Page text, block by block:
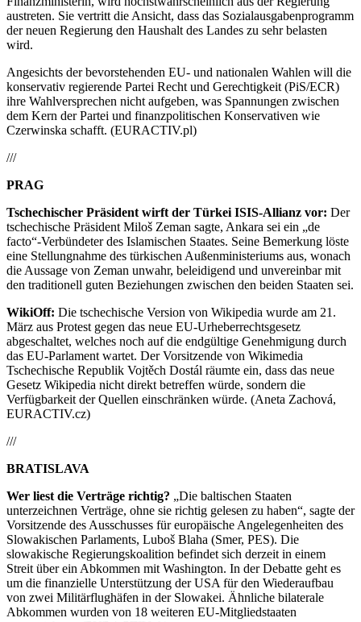
austreten. Sie vertritt die Ansicht, dass das Sozialausgabenprogramm
der neuen Regierung den Haushalt des Landes zu sehr belasten
wird.
Angesichts der bevorstehenden EU- und nationalen Wahlen will die
konservativ regierende Partei Recht und Gerechtigkeit (PiS/ECR)
ihre Wahlversprechen nicht aufgeben, was Spannungen zwischen
dem Kern der Partei und finanzpolitischen Konservativen wie
Czerwinska schafft. (EURACTIV.pl)
///
PRAG
Tschechischer Präsident wirft der Türkei ISIS-Allianz vor: Der
tschechische Präsident Miloš Zeman sagte, Ankara sei ein „de
facto“-Verbündeter des Islamischen Staates. Seine Bemerkung löste
eine Stellungnahme des türkischen Außenministeriums aus, wonach
die Aussage von Zeman unwahr, beleidigend und unvereinbar mit
den traditionell guten Beziehungen zwischen den beiden Staaten sei.
WikiOff: Die tschechische Version von Wikipedia wurde am 21.
März aus Protest gegen das neue EU-Urheberrechtsgesetz
abgeschaltet, welches noch auf die endgültige Genehmigung durch
das EU-Parlament wartet. Der Vorsitzende von Wikimedia
Tschechische Republik Vojtěch Dostál räumte ein, dass das neue
Gesetz Wikipedia nicht direkt betreffen würde, sondern die
Verfügbarkeit der Quellen einschränken würde. (Aneta Zachová,
EURACTIV.cz)
///
BRATISLAVA
Wer liest die Verträge richtig? „Die baltischen Staaten
unterzeichnen Verträge, ohne sie richtig gelesen zu haben“, sagte der
Vorsitzende des Ausschusses für europäische Angelegenheiten des
Slowakischen Parlaments, Luboš Blaha (Smer, PES). Die
slowakische Regierungskoalition befindet sich derzeit in einem
Streit über ein Abkommen mit Washington. In der Debatte geht es
um die finanzielle Unterstützung der USA für den Wiederaufbau
von zwei Militärflughäfen in der Slowakei. Ähnliche bilaterale
Abkommen wurden von 18 weiteren EU-Mitgliedstaaten